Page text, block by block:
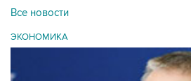
Все новости
ЭКОНОМИКА